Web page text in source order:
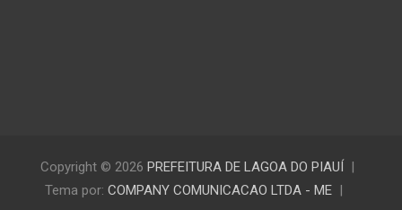
Copyright © 2026 PREFEITURA DE LAGOA DO PIAUÍ
Tema por: COMPANY COMUNICACAO LTDA - ME